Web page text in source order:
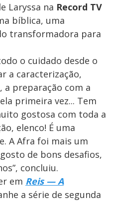
Laryssa na Record TV
bíblica, uma
transformadora para
o cuidado desde o
a caracterização,
preparação com a
primeira vez... Tem
gostosa com toda a
elenco! É uma
A Afra foi mais um
de bons desafios,
concluiu.
em Reis — A
a série de segunda